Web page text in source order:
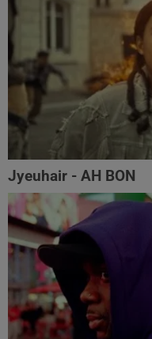
Jyeuhair - AH BON